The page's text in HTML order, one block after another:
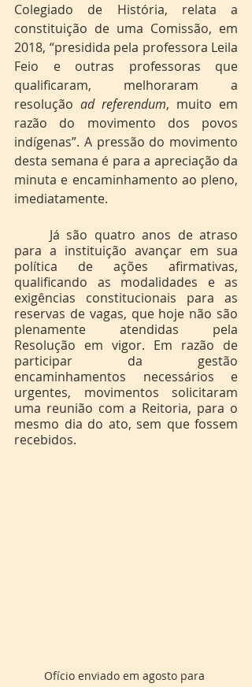
Colegiado de História, relata a
constituição de uma Comissão, em
2018, “presidida pela professora Leila
Feio e outras professoras que
qualificaram, melhoraram a
resolução ad referendum, muito em
razão do movimento dos povos
indígenas”. A pressão do movimento
desta semana é para a apreciação da
minuta e encaminhamento ao pleno,
imediatamente.
para a instituição avançar em sua
política de ações afirmativas,
qualificando as modalidades e as
exigências constitucionais para as
reservas de vagas, que hoje não são
plenamente atendidas pela
Resolução em vigor. Em razão de
participar da gestão
encaminhamentos necessários e
urgentes, movimentos solicitaram
uma reunião com a Reitoria, para o
mesmo dia do ato, sem que fossem
recebidos.
Ofício enviado em agosto para